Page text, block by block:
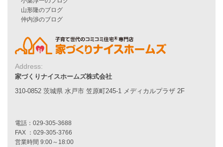
耐震性能
家づくりの流れ
アフターメンテナンス
平屋をお考えの方へ
リフォームをお考えの方へ
施工事例一覧
お客様の声
Address:
家づくりナイスホームズ株式会社
310-0852 茨城県 水戸市 笠原町245-1 メディカルプラザ 2F